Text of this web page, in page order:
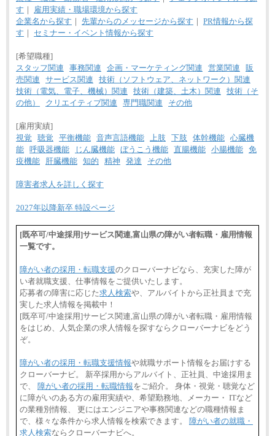
※詳細はJTBキャリアサイトよりご確認ください。
■I&Jデジタルイノベーション(株)
総合職 月給224,500～242,600円＋地域手当
※詳細はJTBキャリアサイトよりご確認ください。
■(株)JTBビジネストランスフォーム
有期契約職 月給185,000～195,000円
※詳細はJTBキャリアサイトよりご確認ください。
■(株)JTBパブリッシング ※2027年新卒募集終了
②月給212,000円以上
③月給172,500円以上
④月給23万円～37万円
⑤月給20万円～25万円
⑦月給271,000円以上
⑯月給185,000円以上
⑰月給237,000円以上
⑱月給212,000円以上
⑲東京：月給202,000 円以上 、京都：月給193,000 円
以上
㉒月給185,000 円以上
㉓月給224,500円以上
※全コース共通※ 能力・経験・勤務地などにより
異なります
※試用期間中も給与に変更はございません。
す ｜
雇用実績・職場環境から探す
企業名から探す ｜ 先輩からのメッセージから探す ｜ PR情報から探
す ｜ セミナー・イベント情報から探す
[希望職種]
スタッフ関連
事務関連 企画・マーケティング関連 営業関連
販
売関連
サービス関連
技術（ソフトウェア、ネットワーク）関連
技術（電気、電子、機械）関連
技術（建築、土木）関連
技術（そ
の他）
クリエイティブ関連 専門職関連 その他
[雇用実績]
視覚
聴覚 平衡機能 音声言語機能 上肢 下肢 体幹機能 心臓機
能 呼吸器機能 じん臓機能 ぼうこう機能 直腸機能 小腸機能 免
疫機能
肝臓機能 知的 精神 発達 その他
障害者求人を詳しく探す
2027年以降新卒 特設ページ
[既卒可/中途採用]サービス関連,富山県の障がい者転職・雇用情報
一覧です。
障がい者の採用・転職支援のクローバーナビなら、充実した障が
い者就職支援、仕事情報をご提供いたします。
応募者の障害に応じた求人検索や、アルバイトから正社員まで充
実した求人情報を掲載中！
[既卒可/中途採用]サービス関連,富山県の障がい者転職・雇用情報
をはじめ、人気企業の求人情報を探すならクローバーナビをどう
ぞ。
障がい者の採用・転職支援情報や就職サポート情報をお届けする
クローバーナビ。 新卒採用からアルバイト、正社員、中途採用ま
で、 障がい者の採用・転職情報をご紹介。 身体・視覚・聴覚など
に障がいのある方の雇用実績や、希望勤務地、メーカー・ ITなど
の業種別情報、 更にはエンジニアや事務関連などの職種情報ま
で、様々な条件から求人情報を検索できます。 障がい者の就職・
求人検索ならクローバーナビへ。